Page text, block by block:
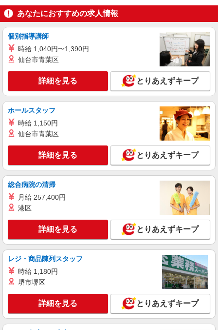
あなたにおすすめの求人情報
個別指導講師
時給 1,040円〜1,390円
仙台市青葉区
詳細を見る とりあえずキープ
ホールスタッフ
時給 1,150円
仙台市青葉区
詳細を見る とりあえずキープ
総合病院の清掃
月給 257,400円
港区
詳細を見る とりあえずキープ
レジ・商品陳列スタッフ
時給 1,180円
堺市堺区
詳細を見る とりあえずキープ